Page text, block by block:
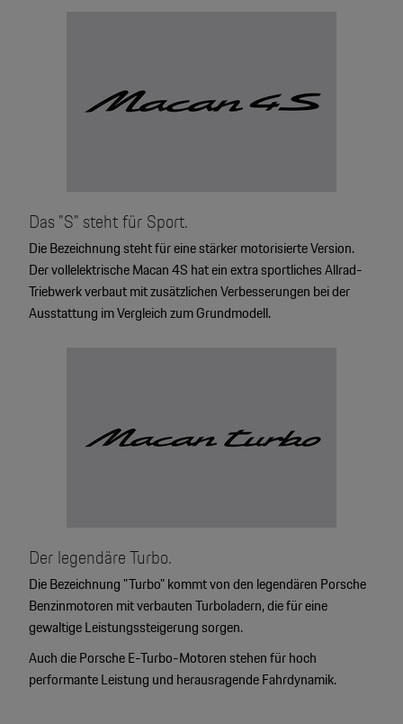
Das "S" steht für Sport.
Die Bezeichnung steht für eine stärker motorisierte Version.
Der vollelektrische Macan 4S hat ein extra sportliches Allrad-
Triebwerk verbaut mit zusätzlichen Verbesserungen bei der
Ausstattung im Vergleich zum Grundmodell.
Der legendäre Turbo.
Die Bezeichnung "Turbo" kommt von den legendären Porsche
Benzinmotoren mit verbauten Turboladern, die für eine
gewaltige Leistungssteigerung sorgen.
Auch die Porsche E-Turbo-Motoren stehen für hoch
performante Leistung und herausragende Fahrdynamik.